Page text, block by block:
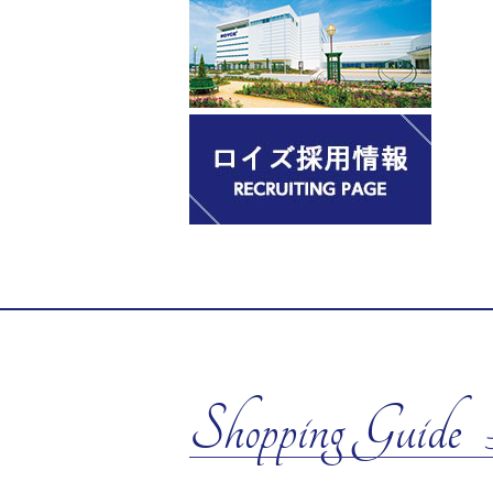
Shopping Guide